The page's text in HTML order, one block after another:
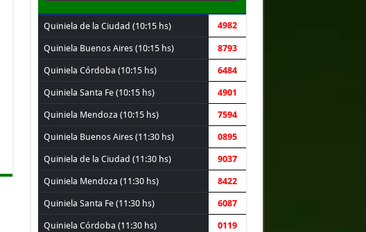
Quiniela de la Ciudad (10:15 hs) 4982
Quiniela Buenos Aires (10:15 hs) 8793
Quiniela Córdoba (10:15 hs) 6484
Quiniela Santa Fe (10:15 hs) 4901
Quiniela Mendoza (10:15 hs) 7594
Quiniela Buenos Aires (11:30 hs) 0895
Quiniela de la Ciudad (11:30 hs) 9037
Quiniela Mendoza (11:30 hs) 8422
Quiniela Santa Fe (11:30 hs) 6087
Quiniela Córdoba (11:30 hs) 0119